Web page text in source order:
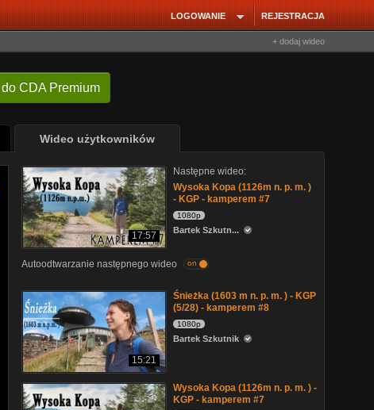
REJESTRACJA
LOGOWANIE
+ dodaj wideo
do CDA Premium
Wideo użytkowników
17:57
Następne wideo:
Wysoka Kopa (1126m n. p. m. )
- KGP - kamperem #7
1080p
Bartek Szkutn...
Autoodtwarzanie następnego wideo on
15:21
Śnieżka (1603 m n. p. m. ) - KGP
(5/28) - kamperem #8
1080p
Bartek Szkutnik
Wysoka Kopa (1126m n. p. m. ) -
KGP - kamperem #7